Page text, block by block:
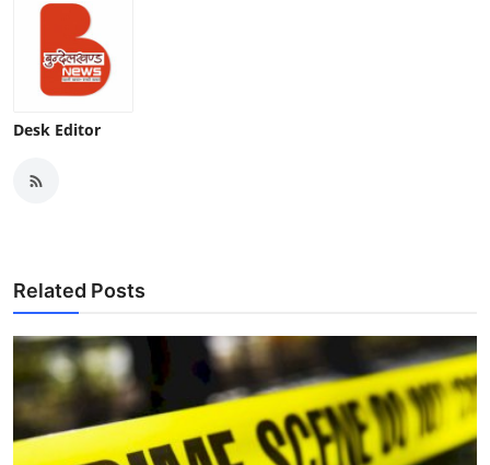
Desk Editor
Related Posts